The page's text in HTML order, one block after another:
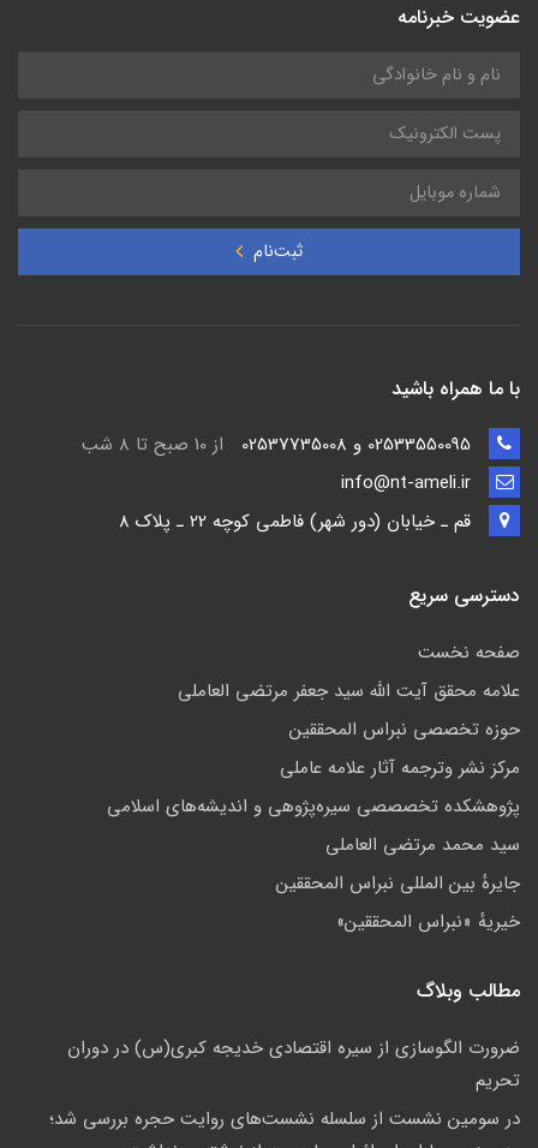
عضویت خبرنامه
ثبت‌نام
با ما همراه باشید
از ۱۰ صبح تا ۸ شب
قم ـ خيابان (دور شهر) فاطمي كوچه 22 ـ پلاک 8
دسترسی سریع
صفحه نخست
علامه محقق آیت الله سید جعفر مرتضی العاملی
حوزه تخصصی نبراس المحققین
مركز نشر وترجمه آثار علامه عاملی
پژوهشكده تخصصصى سیره‌پژوهی و اندیشه‌های اسلامی
سید محمد مرتضی العاملی
جايرهٔ بین المللی نبراس المحققین
خيريهٔ «نبراس المحققين»
مطالب وبلاگ
ضرورت الگوسازی از سیره اقتصادی خدیجه کبری(س) در دوران
تحریم
در سومین نشست از سلسله نشست‌های روایت حجره بررسی شد؛